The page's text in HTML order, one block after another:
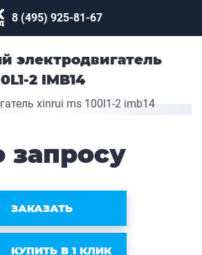
8 (495) 925-81-67
электродвигатель
2 IMB14
запросу
ЗАКАЗАТЬ
КУПИТЬ В 1 КЛИК